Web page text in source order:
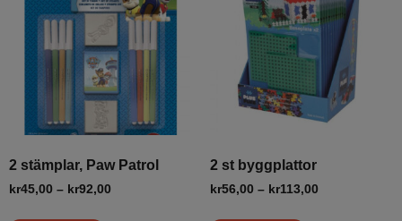
2 stämplar, Paw Patrol
kr45,00 – kr92,00
2 st byggplattor
kr56,00 – kr113,00